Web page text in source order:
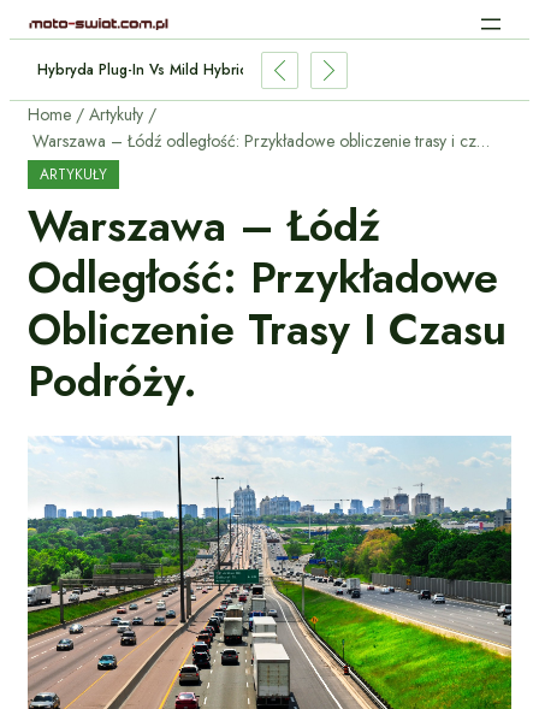
Hybryda Plug-In Vs Mild Hybrid: Którą Wybrać I Dlaczego?
Home
Artykuły
Warszawa – Łódź odległość: Przykładowe obliczenie trasy i czasu podróży.
ARTYKUŁY
Warszawa – Łódź
Odległość: Przykładowe
Obliczenie Trasy I Czasu
Podróży.